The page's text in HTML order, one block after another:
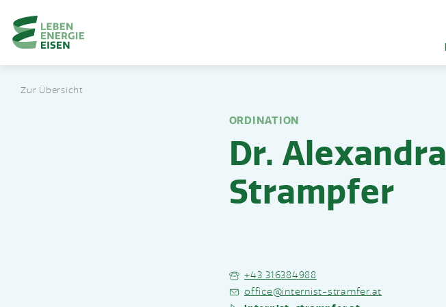
Zum Hauptinhalt springen
Home-Eisencheck
Zur Übersicht
ORDINATION
Dr. Alexandra
Strampfer
+43 316384988
office@internist-stramfer.at